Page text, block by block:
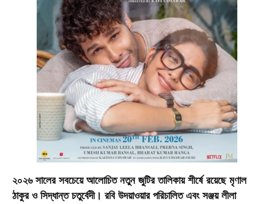
২০২৬ সালের সবচেয়ে আলোচিত নতুন জুটির তালিকায় শীর্ষে রয়েছে মৃণাল
ঠাকুর ও সিদ্ধান্ত চতুর্বেদী। রবি উদয়াওয়ার পরিচালিত এবং সঞ্জয় লীলা